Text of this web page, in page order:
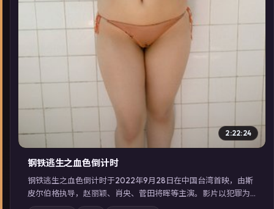
2:22:24
钢铁逃生之血色倒计时
钢铁逃生之血色倒计时于2022年9月28日在中国台湾首映，由斯
皮尔伯格执导，赵丽颖、肖央、菅田将晖等主演。影片以犯罪为
叙事主轴，失踪人口档案牵出跨国灰色产业链；摄影与配乐强化